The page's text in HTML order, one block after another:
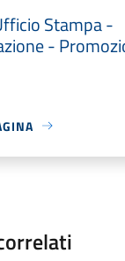
Stampa -
-